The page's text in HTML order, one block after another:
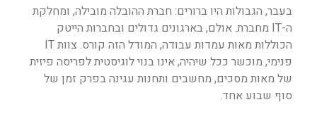
בעבר, הגבולות היו ברורים: חברת ההובלה מובילה, ומחלקת
ה-IT מחברת. אולם, בארגונים גדולים ובחברות הייטק
הכוללות מאות עמדות עבודה, המודל הזה קורס. צוות IT
פנימי, מוכשר ככל שיהיה, אינו בנוי לוגיסטית לפריסה פיזית
של מאות מסכים, מחשבים ותחנות עגינה בפרק זמן של
סוף שבוע אחד.